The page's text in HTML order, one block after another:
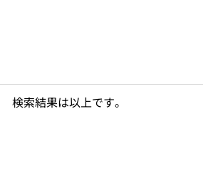
検索結果は以上です。